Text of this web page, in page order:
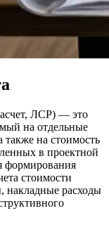
ЛСР) — это
на отдельные
на стоимость
в проектной
формирования
стоимости
накладные расходы